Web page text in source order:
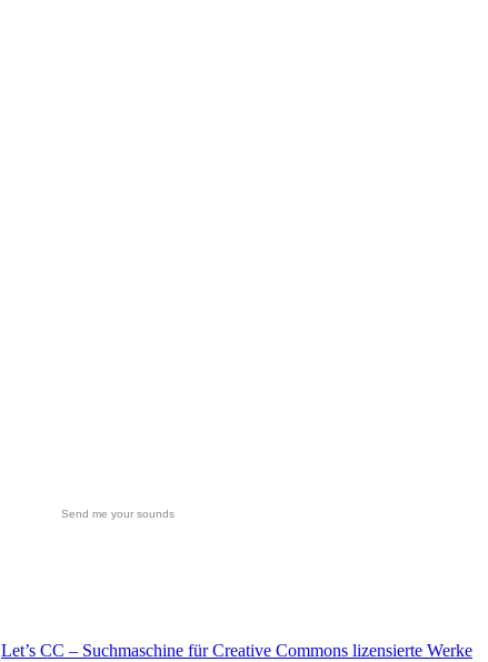
Send me your sounds
Let’s CC – Suchmaschine für Creative Commons lizensierte Werke